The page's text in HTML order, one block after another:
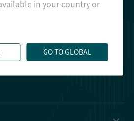
社区观光路1301-20号302
in your country or
GO TO GLOBAL